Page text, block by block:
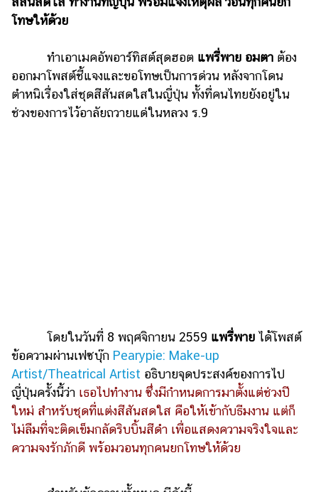
สัตว์
เลี้ยง
Infographic
บริการ
แอปฯ
งาน
กับ
เรา
โทษให้ด้วย
ทำเอาเมคอัพอาร์ทิสต์สุดฮอต แพรี่พาย อมตา ต้อง
ออกมาโพสต์ชี้แจงและขอโทษเป็นการด่วน หลังจากโดน
ตำหนิเรื่องใส่ชุดสีสันสดใสในญี่ปุ่น ทั้งที่คนไทยยังอยู่ใน
ช่วงของการไว้อาลัยถวายแด่ในหลวง ร.9
โดยในวันที่ 8 พฤศจิกายน 2559 แพรี่พาย ได้โพสต์
ข้อความผ่านเฟซบุ๊ก Pearypie: Make-up
Artist/Theatrical Artist อธิบายจุดประสงค์ของการไป
ญี่ปุ่นครั้งนี้ว่า เธอไปทำงาน ซึ่งมีกำหนดการมาตั้งแต่ช่วงปี
ใหม่ สำหรับชุดที่แต่งสีสันสดใส คือให้เข้ากับธีมงาน แต่ก็
ไม่ลืมที่จะติดเข็มกลัดริบบิ้นสีดำ เพื่อแสดงความจริงใจและ
ความจงรักภักดี พร้อมวอนทุกคนยกโทษให้ด้วย